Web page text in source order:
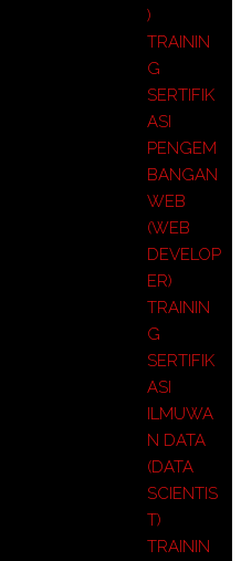
)
TRAININ
G
SERTIFIK
ASI
PENGEM
BANGAN
WEB
(WEB
DEVELOP
ER)
TRAININ
G
SERTIFIK
ASI
ILMUWA
N DATA
(DATA
SCIENTIS
T)
TRAININ